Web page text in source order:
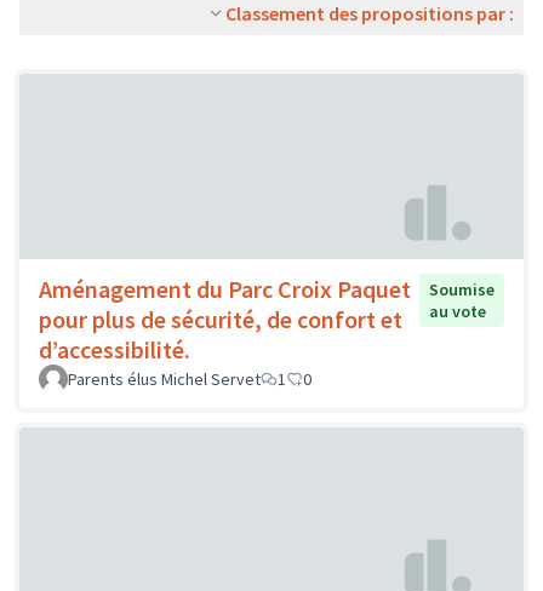
Classement des propositions par :
Aménagement du Parc Croix Paquet
pour plus de sécurité, de confort et
d’accessibilité.
Soumise
au vote
Parents élus Michel Servet 1 0